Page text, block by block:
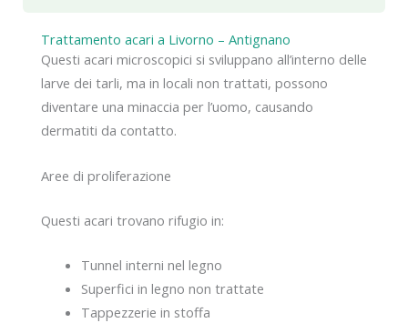
Trattamento acari a Livorno – Antignano
Questi acari microscopici si sviluppano all’interno delle
larve dei tarli, ma in locali non trattati, possono
diventare una minaccia per l’uomo, causando
dermatiti da contatto.
Aree di proliferazione
Questi acari trovano rifugio in:
Tunnel interni nel legno
Superfici in legno non trattate
Tappezzerie in stoffa